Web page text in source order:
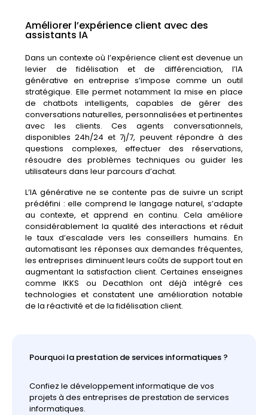
Améliorer l’expérience client avec des
assistants IA
Dans un contexteoùl’expérience clientestdevenue un
levier defidélisationetde différenciation, l’IA
générative enentreprise s’impose commeun outil
stratégique. Elle permetnotamment lamiseen place
dechatbotsintelligents, capables de gérer des
conversationsnaturelles, personnalisées etpertinentes
avec les clients.Cesagents conversationnels,
disponibles24h/24et7j/7, peuvent répondre à des
questions complexes,effectuerdes réservations,
résoudre des problèmestechniquesouguider les
utilisateursdansleurparcoursd’achat.
L’IAgénérativenesecontente pas de suivre un script
prédéfini :elle comprendle langagenaturel, s’adapte
aucontexte,etapprend en continu. Cela améliore
considérablement la qualitédesinteractions et réduit
letaux d’escalade verslesconseillers humains. En
automatisant les réponsesauxdemandesfréquentes,
lesentreprises diminuentleurscoûtsdesupporttouten
augmentantlasatisfaction client. Certaines enseignes
commeIKKS ou Decathlonontdéjà intégré ces
technologiesetconstatent une amélioration notable
delaréactivitéetdelafidélisationclient.
Pourquoi la prestation de services informatiques ?
Confiez le développement informatique de vos
projets à des entreprises de prestation de services
informatiques.